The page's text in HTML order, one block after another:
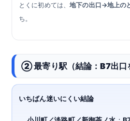
とくに初めては、地下の出口→地上の
ち。
② 最寄り駅（結論：B7出口
いちばん迷いにくい結論